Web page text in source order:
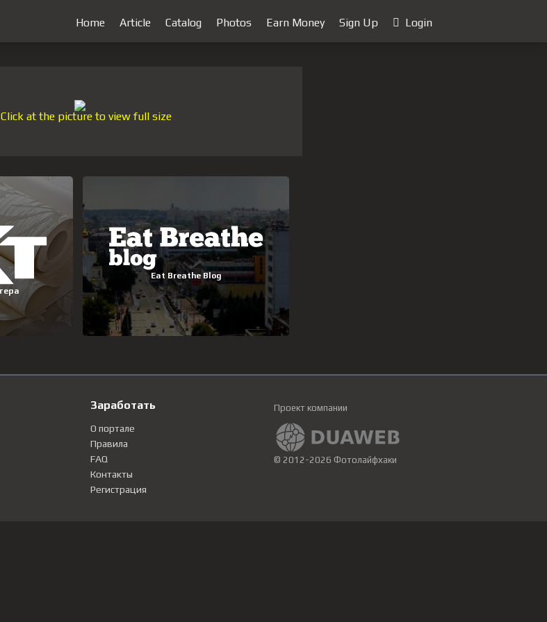
Home Article Catalog Photos Earn Money Sign Up Login
Click at the picture to view full size
Заработать
О портале
Правила
FAQ
Контакты
Регистрация
Проект компании
© 2012-2026 Фотолайфхаки